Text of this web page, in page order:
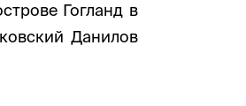
Гогланд в
Данилов